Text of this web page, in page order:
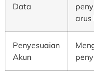
Data
arus
Penyesuaian
Akun